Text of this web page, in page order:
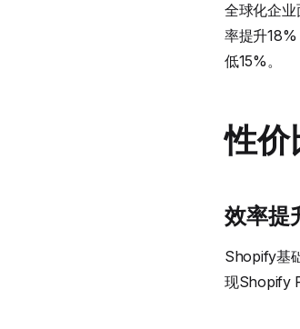
全球化企
率提升
低15%。
性价
效率提
Shopify基
现Shopify